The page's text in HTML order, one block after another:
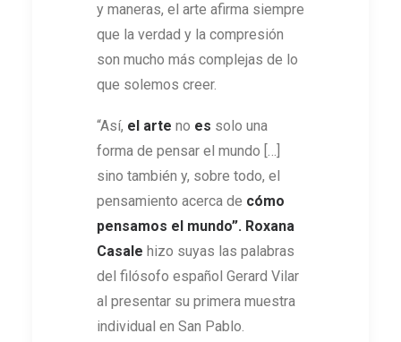
y maneras, el arte afirma siempre
que la verdad y la compresión
son mucho más complejas de lo
que solemos creer.
“Así, el arte no es solo una
forma de pensar el mundo […]
sino también y, sobre todo, el
pensamiento acerca de cómo
pensamos el mundo”. Roxana
Casale hizo suyas las palabras
del filósofo español Gerard Vilar
al presentar su primera muestra
individual en San Pablo.